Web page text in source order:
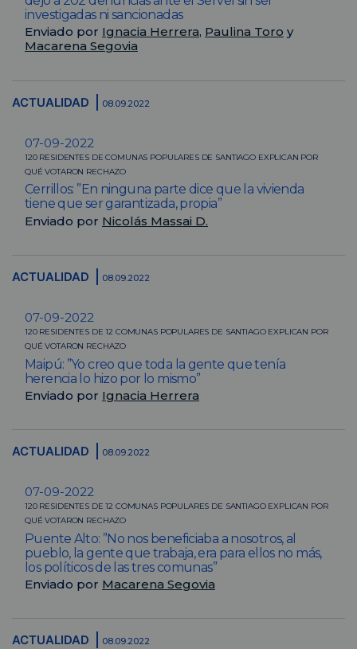
investigadas ni sancionadas
Enviado por Ignacia Herrera, Paulina Toro y
Macarena Segovia
ACTUALIDAD 08.09.2022
07-09-2022
120 RESIDENTES DE COMUNAS POPULARES DE SANTIAGO EXPLICAN POR
QUÉ VOTARON RECHAZO
Cerrillos: ”En ninguna parte dice que la vivienda
tiene que ser garantizada, propia”
Enviado por Nicolás Massai D.
ACTUALIDAD 08.09.2022
07-09-2022
120 RESIDENTES DE 12 COMUNAS POPULARES DE SANTIAGO EXPLICAN POR
QUÉ VOTARON RECHAZO
Maipú: ”Yo creo que toda la gente que tenía
herencia lo hizo por lo mismo”
Enviado por Ignacia Herrera
ACTUALIDAD 08.09.2022
07-09-2022
120 RESIDENTES DE 12 COMUNAS POPULARES DE SANTIAGO EXPLICAN POR
QUÉ VOTARON RECHAZO
Puente Alto: ”No nos beneficiaba a nosotros, al
pueblo, la gente que trabaja, era para ellos no más,
los políticos de las tres comunas”
Enviado por Macarena Segovia
ACTUALIDAD 08.09.2022